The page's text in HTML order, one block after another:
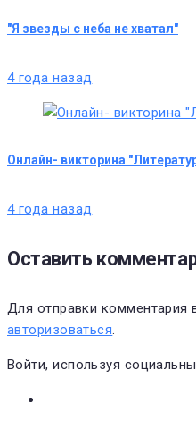
"Я звезды с неба не хватал"
4 года назад
Онлайн- викторина
4 года назад
Оставить
Для отправки комментария
авторизоваться.
Войти, используя